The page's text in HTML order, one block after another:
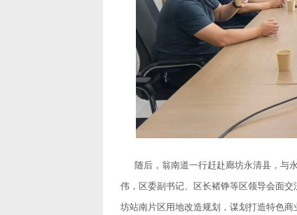
随后，翁南道一行赶赴廊坊永清县，与
伟，区委副书记、区长褚铮等区领导会面
坊站南片区用地改造规划，谋划打造特色